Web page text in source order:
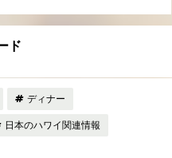
ド
ディナー
日本のハワイ関連情報